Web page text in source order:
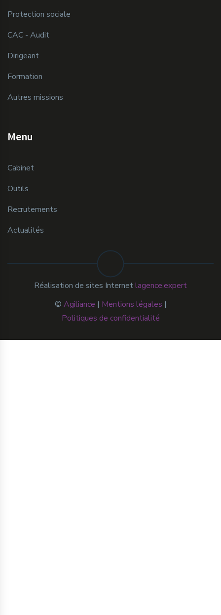
Protection sociale
CAC - Audit
Dirigeant
Formation
Autres missions
Menu
Cabinet
Outils
Recrutements
Actualités
© Agiliance | Mentions légales |
Politiques de confidentialité
Réalisation de sites Internetlagence.expert